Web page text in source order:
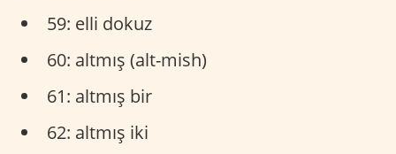
59: elli dokuz
60: altmış (alt-mish)
61: altmış bir
62: altmış iki